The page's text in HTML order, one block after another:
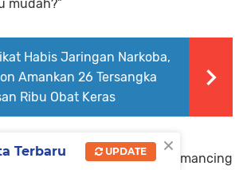
mudah?”
Habis Jaringan Narkoba,
Amankan 26 Tersangka
Ribu Obat Keras
Birokrasi
tersebut langsung memancing
×
Terbaru UPDATE